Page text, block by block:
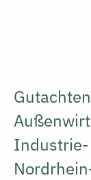
Industrie-